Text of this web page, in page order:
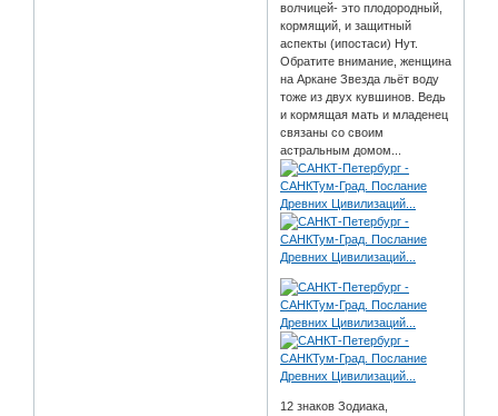
волчицей- это плодородный,
кормящий, и защитный
аспекты (ипостаси) Нут.
Обратите внимание, женщина
на Аркане Звезда льёт воду
тоже из двух кувшинов. Ведь
и кормящая мать и младенец
связаны со своим
астральным домом...
12 знаков Зодиака,